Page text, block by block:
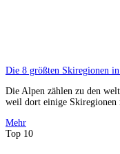
Die 8 größten Skiregionen
Die Alpen zählen zu den
weil dort einige Skiregionen
Mehr
Top 10